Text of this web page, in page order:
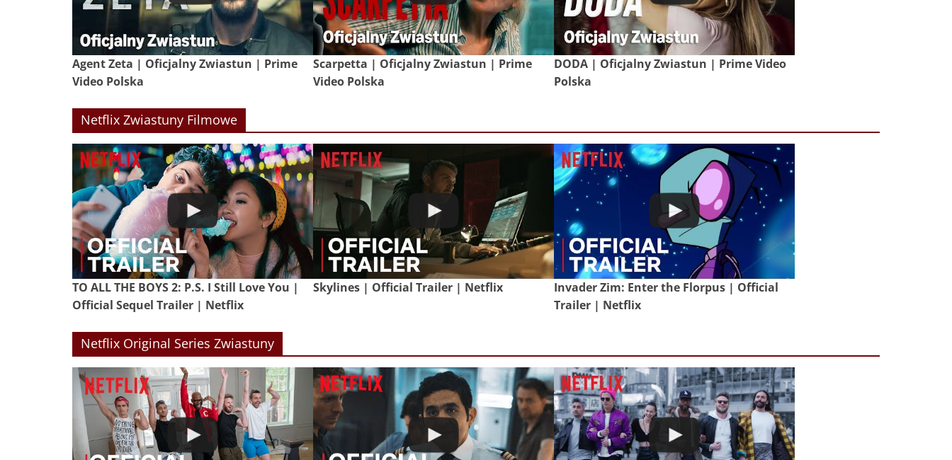
Agent Zeta | Oficjalny Zwiastun | Prime
Video Polska
Scarpetta | Oficjalny Zwiastun | Prime
Video Polska
DODA | Oficjalny Zwiastun | Prime Video
Polska
Netflix Zwiastuny Filmowe
TO ALL THE BOYS 2: P.S. I Still Love You |
Official Sequel Trailer | Netflix
Skylines | Official Trailer | Netflix
Invader Zim: Enter the Florpus | Official
Trailer | Netflix
Netflix Original Series Zwiastuny